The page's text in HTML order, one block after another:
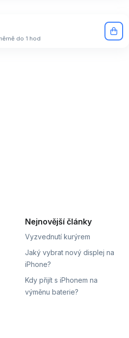
do 1 hod
Nejnovější články
Vyzvednutí kurýrem
Jaký vybrat nový displej na
iPhone?
Kdy přijít s iPhonem na
výměnu baterie?